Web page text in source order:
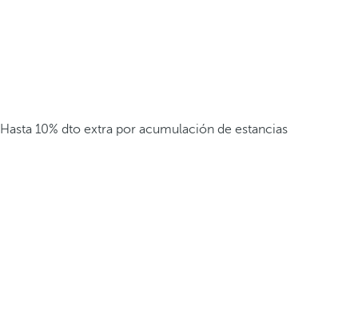
Hasta 10% dto extra por acumulación de estancias